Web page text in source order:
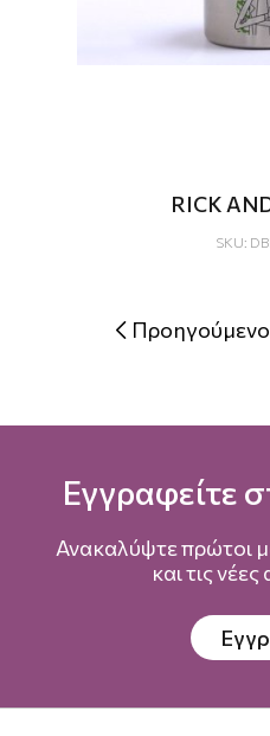
RICK
SKU:
 Προηγούμενο
Εγγραφείτε
Ανακαλύψτε πρώτοι
και τις